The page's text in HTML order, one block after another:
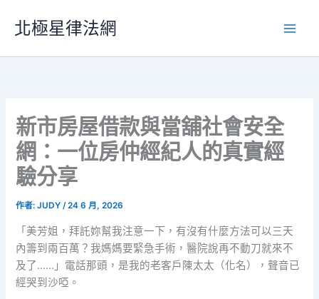
要
北極星律法網
新市房屋借款與當舖社會安全
網：一位房仲經紀人的真實經
驗分享
作者:JUDY/24 6 月, 2026
「美芳姐，拜託妳幫我注意一下，有沒有什麼方法可以三天
內籌到兩百萬？我媽媽要緊急手術，醫院說再不動刀就來不
及了……」電話那頭，是我的老客戶陳太太（化名），聲音已
經哭到沙啞。